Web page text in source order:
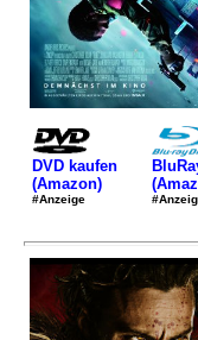
DVD kaufen
(Amazon)
#Anzeige